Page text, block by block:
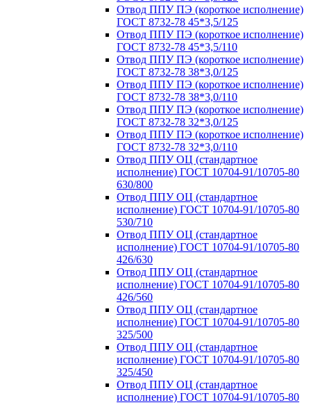
Отвод ППУ ПЭ (короткое исполнение)
ГОСТ 8732-78 45*3,5/125
Отвод ППУ ПЭ (короткое исполнение)
ГОСТ 8732-78 45*3,5/110
Отвод ППУ ПЭ (короткое исполнение)
ГОСТ 8732-78 38*3,0/125
Отвод ППУ ПЭ (короткое исполнение)
ГОСТ 8732-78 38*3,0/110
Отвод ППУ ПЭ (короткое исполнение)
ГОСТ 8732-78 32*3,0/125
Отвод ППУ ПЭ (короткое исполнение)
ГОСТ 8732-78 32*3,0/110
Отвод ППУ ОЦ (стандартное
исполнение) ГОСТ 10704-91/10705-80
630/800
Отвод ППУ ОЦ (стандартное
исполнение) ГОСТ 10704-91/10705-80
530/710
Отвод ППУ ОЦ (стандартное
исполнение) ГОСТ 10704-91/10705-80
426/630
Отвод ППУ ОЦ (стандартное
исполнение) ГОСТ 10704-91/10705-80
426/560
Отвод ППУ ОЦ (стандартное
исполнение) ГОСТ 10704-91/10705-80
325/500
Отвод ППУ ОЦ (стандартное
исполнение) ГОСТ 10704-91/10705-80
325/450
Отвод ППУ ОЦ (стандартное
исполнение) ГОСТ 10704-91/10705-80